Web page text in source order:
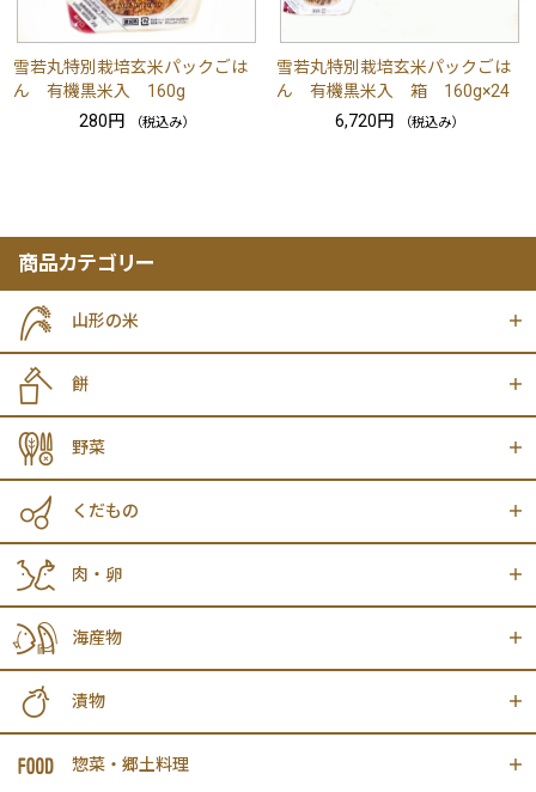
雪若丸特別栽培玄米パックごは
ん 有機黒米入 160g
280円
（税込み）
雪若丸特別栽培玄米パックごは
ん 有機黒米入 箱 160g×24
6,720円
（税込み）
商品カテゴリー
山形の米
餅
野菜
くだもの
肉・卵
海産物
漬物
惣菜・郷土料理